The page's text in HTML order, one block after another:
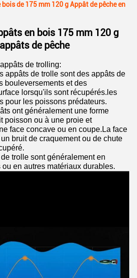
de 175 mm 120 g Appât de pêche en
en bois 175 mm 120 g
de pêche
de trolling:
appâts de trolle sont des appâts de
bouleversements et des
lorsqu'ils sont récupérés.les
pour les poissons prédateurs.
ont généralement une forme
poisson ou à une proie et
face concave ou en coupe.La face
bruit de craquement ou de chute
trolle sont généralement en
en autres matériaux durables.